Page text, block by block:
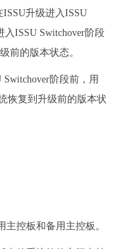
升级进入ISSU
ISSU Switchover阶段
前的版本状态。
阶段前，用
恢复到升级前的版本状
控板和备用主控板。